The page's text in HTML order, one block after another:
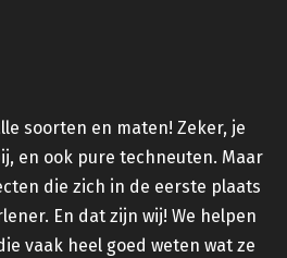
soorten en maten! Zeker, je
en ook pure techneuten. Maar
die zich in de eerste plaats
En dat zijn wij! We helpen
vaak heel goed weten wat ze